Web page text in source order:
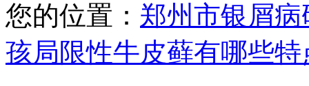
您的位置： 郑州市银屑病
孩局限性牛皮藓有哪些特